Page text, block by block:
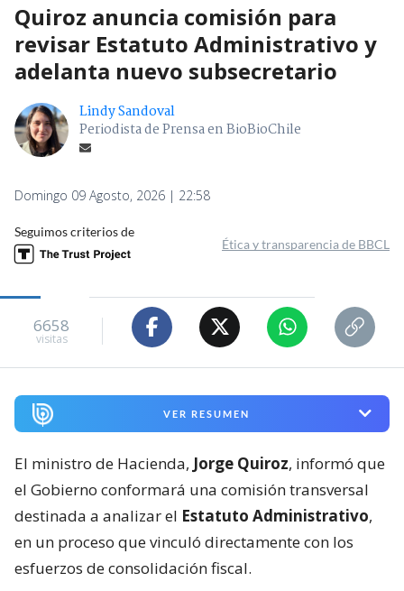
Quiroz anuncia comisión para
revisar Estatuto Administrativo y
adelanta nuevo subsecretario
Lindy Sandoval
Periodista de Prensa en BioBioChile
Domingo 09 Agosto, 2026 | 22:58
Seguimos criterios de
Ética y transparencia de BBCL
6658
visitas
VER RESUMEN
El ministro de Hacienda, Jorge Quiroz, informó que
el Gobierno conformará una comisión transversal
destinada a analizar el Estatuto Administrativo,
en un proceso que vinculó directamente con los
esfuerzos de consolidación fiscal.